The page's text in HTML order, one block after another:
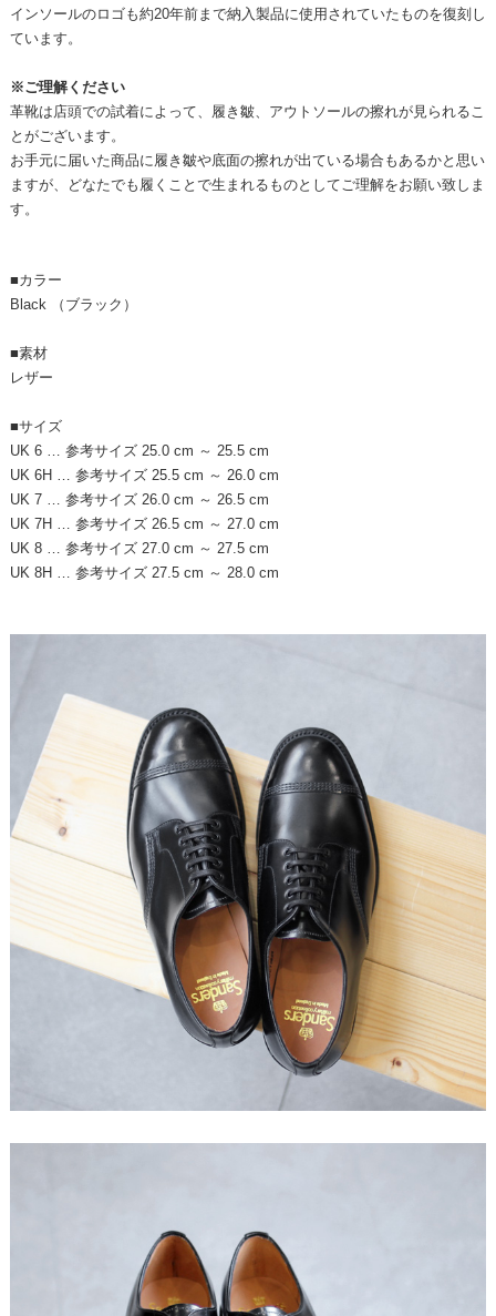
インソールのロゴも約20年前まで納入製品に使用されていたものを復刻し
ています。
※ご理解ください
革靴は店頭での試着によって、履き皺、アウトソールの擦れが見られるこ
とがございます。
お手元に届いた商品に履き皺や底面の擦れが出ている場合もあるかと思い
ますが、どなたでも履くことで生まれるものとしてご理解をお願い致しま
す。
■カラー
Black （ブラック）
■素材
レザー
■サイズ
UK 6 … 参考サイズ 25.0 cm ～ 25.5 cm
UK 6H … 参考サイズ 25.5 cm ～ 26.0 cm
UK 7 … 参考サイズ 26.0 cm ～ 26.5 cm
UK 7H … 参考サイズ 26.5 cm ～ 27.0 cm
UK 8 … 参考サイズ 27.0 cm ～ 27.5 cm
UK 8H … 参考サイズ 27.5 cm ～ 28.0 cm